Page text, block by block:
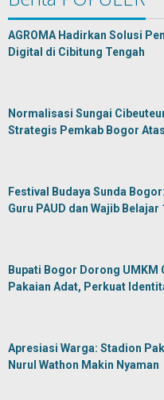
AGROMA Hadirkan Solusi
Digital di Cibitung Tengah
Normalisasi Sungai
Strategis Pemkab Bogor
Festival Budaya Sunda
Guru PAUD dan Wajib Belajar
Bupati Bogor Dorong UMKM
Pakaian Adat, Perkuat
Apresiasi Warga: Stadion
Nurul Wathon Makin Nyaman